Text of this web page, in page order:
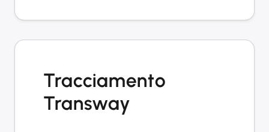
Tracciamento
Transway